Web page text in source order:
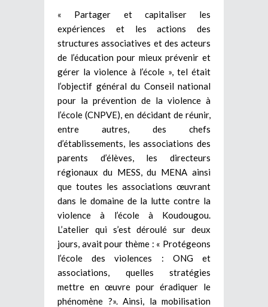
« Partager et capitaliser les
expériences et les actions des
structures associatives et des acteurs
de l’éducation pour mieux prévenir et
gérer la violence à l’école », tel était
l’objectif général du Conseil national
pour la prévention de la violence à
l’école (CNPVE), en décidant de réunir,
entre autres, des chefs
d’établissements, les associations des
parents d’élèves, les directeurs
régionaux du MESS, du MENA ainsi
que toutes les associations œuvrant
dans le domaine de la lutte contre la
violence à l’école à Koudougou.
L’atelier qui s’est déroulé sur deux
jours, avait pour thème : « Protégeons
l’école des violences : ONG et
associations, quelles stratégies
mettre en œuvre pour éradiquer le
phénomène ?». Ainsi, la mobilisation